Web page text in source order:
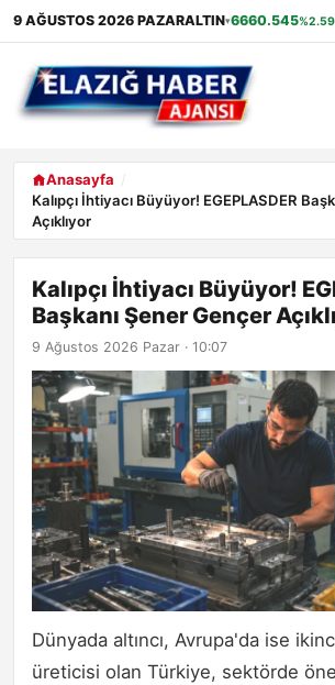
9 AĞUSTOS 2026 PAZARALTIN▾6660.545%2.59
ANASAYFA
GÜNDEM
SAĞLIK
ALIŞVERIŞ
Anasayfa
Kalıpçı İhtiyacı Büyüyor! EGEPLASDER
Açıklıyor
Kalıpçı İhtiyacı Büyüyor!
Başkanı Şener Gençer
9 Ağustos 2026 Pazar · 10:07
Dünyada altıncı, Avrupa'da ise
üreticisi olan Türkiye, sektörde